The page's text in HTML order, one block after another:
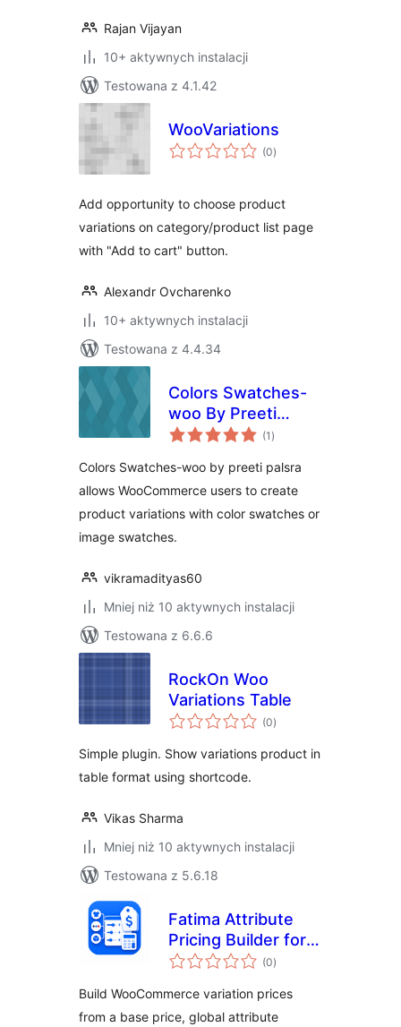
Rajan Vijayan
10+ aktywnych instalacji
Testowana z 4.1.42
WooVariations
(0wszystkich
ocen
)
Add opportunity to choose product
variations on category/product list page
with "Add to cart" button.
Alexandr Ovcharenko
10+ aktywnych instalacji
Testowana z 4.4.34
Colors Swatches-
woo By Preeti
Palsra
(1 wszystkich
ocen
)
Colors Swatches-woo by preeti palsra
allows WooCommerce users to create
product variations with color swatches or
image swatches.
vikramadityas60
Mniej niż 10 aktywnych instalacji
Testowana z 6.6.6
RockOn Woo
Variations Table
(0wszystkich
ocen
)
Simple plugin. Show variations product in
table format using shortcode.
Vikas Sharma
Mniej niż 10 aktywnych instalacji
Testowana z 5.6.18
Fatima Attribute
Pricing Builder for
WooCommerce
(0wszystkich
ocen
)
Build WooCommerce variation prices
from a base price, global attribute